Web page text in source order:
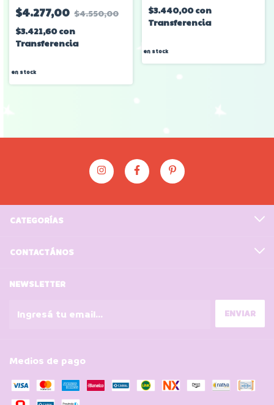
$4.277,00 $4.550,00
$3.421,60con
Transferencia
en stock
$3.440,00con
Transferencia
en stock
CATEGORÍAS
CONTACTÁNOS
NEWSLETTER
Medios de pago